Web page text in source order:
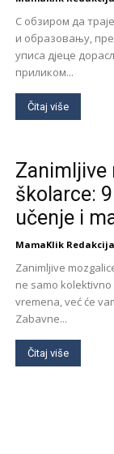
С обзиром да
и образовању,
уписа дјеце
приликом...
Čitaj više
Zanimljive
školarce:
učenje i
MamaKlik Redakcija
Zanimljive
ne samo
vremena, već će
Zabavne...
Čitaj više